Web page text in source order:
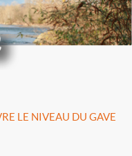
LE NIVEAU DU GAVE